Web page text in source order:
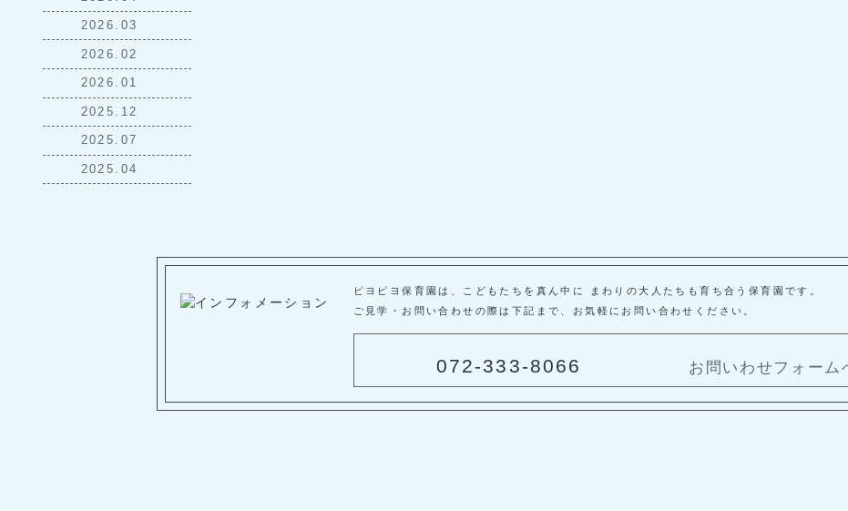
2026.03
2026.02
2026.01
2025.12
2025.07
2025.04
ピヨピヨ保育園は、こどもたちを真ん中に まわりの大人たちも育ち合う保育園です。
ご見学・お問い合わせの際は下記まで、お気軽にお問い合わせください。
072-333-8066 お問いわせフォーム